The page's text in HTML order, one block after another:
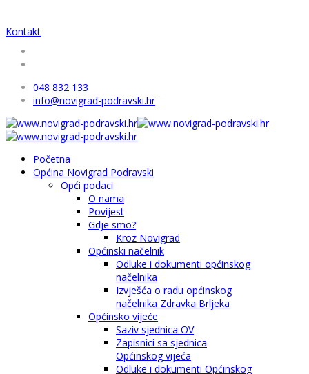
Kontakt
048 832 133
info@novigrad-podravski.hr
Početna
Općina Novigrad Podravski
Opći podaci
O nama
Povijest
Gdje smo?
Kroz Novigrad
Općinski načelnik
Odluke i dokumenti općinskog
načelnika
Izvješća o radu općinskog
načelnika Zdravka Brljeka
Općinsko vijeće
Saziv sjednica OV
Zapisnici sa sjednica
Općinskog vijeća
Odluke i dokumenti Općinskog